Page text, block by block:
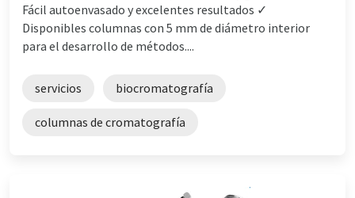
Fácil autoenvasado y excelentes resultados ✓
Disponibles columnas con 5 mm de diámetro interior
para el desarrollo de métodos....
servicios biocromatografía
columnas de cromatografía